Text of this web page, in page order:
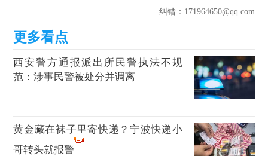
纠错：171964650@qq.com
西安警方通报派出所民警执法不规
范：涉事民警被处分并调离
黄金藏在袜子里寄快递？宁波快递小
哥转头就报警